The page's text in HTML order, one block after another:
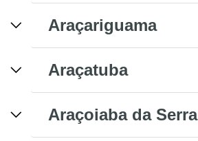
Araçariguama
Araçatuba
Araçoiaba da Serra